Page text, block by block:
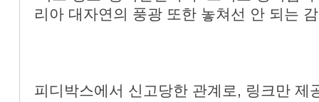
리아 대자연의 풍광 또한 놓쳐선 안 되는
피디박스에서 신고당한 관계로, 링크만 제